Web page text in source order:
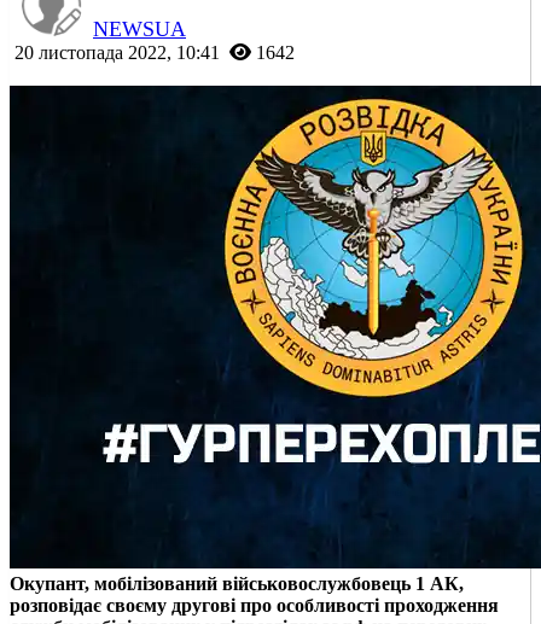
NEWSUA
20 листопада 2022, 10:41 1642
Окупант, мобілізований військовослужбовець 1 АК,
розповідає своєму другові про особливості проходження